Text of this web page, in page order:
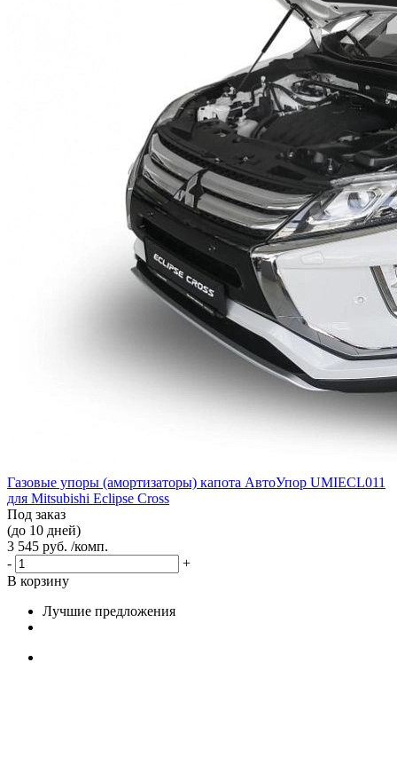
Газовые упоры (амортизаторы) капота АвтоУпор UMIECL011
для Mitsubishi Eclipse Cross
Под заказ
(до 10 дней)
3 545 руб. /комп.
-
+
В корзину
Лучшие предложения